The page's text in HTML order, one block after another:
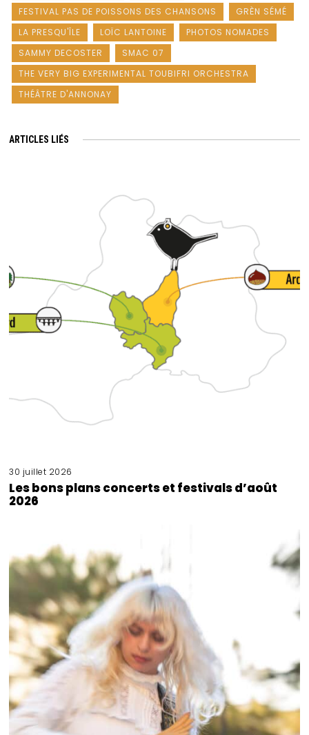
FESTIVAL PAS DE POISSONS DES CHANSONS
GRÈN SÉMÉ
LA PRESQU'ÎLE
LOÏC LANTOINE
PHOTOS NOMADES
SAMMY DECOSTER
SMAC 07
THE VERY BIG EXPERIMENTAL TOUBIFRI ORCHESTRA
THÉÂTRE D'ANNONAY
ARTICLES LIÉS
30 juillet 2026
Les bons plans concerts et festivals d’août
2026